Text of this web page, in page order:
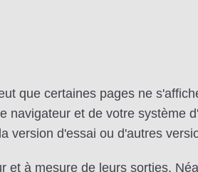
que certaines pages ne
navigateur et de votre système
version d'essai ou d'autres
et à mesure de leurs sorties.